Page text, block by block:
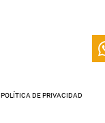
POLÍTICA DE PRIVACIDAD